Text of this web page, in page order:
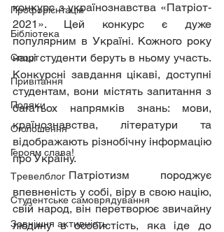
Профорієнтація
Бібліотека
Спорт
Привітання
Подяки
Оголошення
Героям слава!
Тревелблог
Студентське самоврядування
Зовнішня активність
конкурс з українознавства «Патріот-
2021». Цей конкурс є дуже
популярним в Україні. Кожного року
наші студенти беруть в ньому участь.
Конкурсні завдання цікаві, доступні
студентам, вони містять запитання з
багатьох напрямків знань: мови,
країнознавства, літератури та
відображають різнобічну інформацію
про Україну.
	Патріотизм породжує
впевненість у собі, віру в свою націю,
свій народ, він перетворює звичайну
людину в особистість, яка іде до